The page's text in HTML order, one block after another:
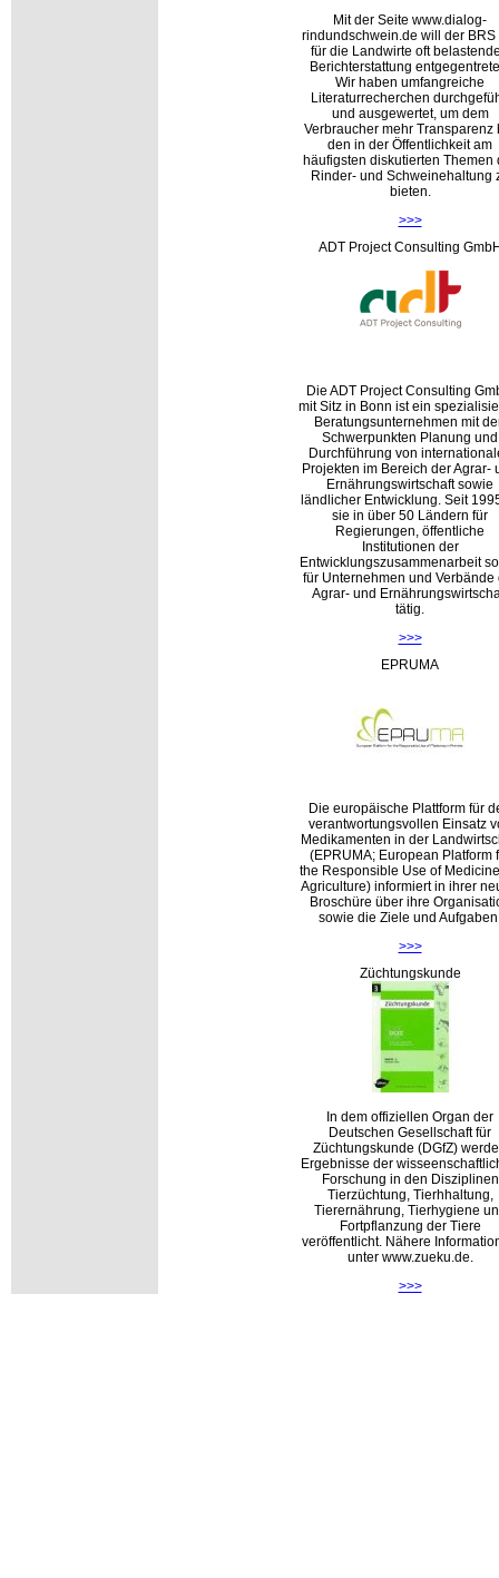
Mit der Seite www.dialog-
rindundschwein.de will der BRS
für die Landwirte oft
Berichterstattung
Wir haben umfangreiche
Literaturrecherchen
und ausgewertet, um dem
Verbraucher mehr Transparenz
den in der Öffentlichkeit am
häufigsten diskutierten Themen
Rinder- und Schweinehaltung
bieten.
>>>
ADT Project Consulting
Die ADT Project Consulting
mit Sitz in Bonn ist ein
Beratungsunternehmen mit
Schwerpunkten Planung und
Durchführung von
Projekten im Bereich der Agrar-
Ernährungswirtschaft sowie
ländlicher Entwicklung. Seit
sie in über 50 Ländern für
Regierungen, öffentliche
Institutionen der
Entwicklungszusammenarbeit
für Unternehmen und Verbände
Agrar- und
tätig.
>>>
EPRUMA
Die europäische Plattform für
verantwortungsvollen Einsatz
Medikamenten in der
(EPRUMA; European Platform
the Responsible Use of
Agriculture) informiert in ihrer
Broschüre über ihre
sowie die Ziele und
>>>
Züchtungskunde
In dem offiziellen Organ der
Deutschen Gesellschaft für
Züchtungskunde (DGfZ)
Ergebnisse der
Forschung in den Disziplinen
Tierzüchtung, Tierhhaltung,
Tierernährung, Tierhygiene
Fortpflanzung der Tiere
veröffentlicht. Nähere
unter www.zueku.de.
>>>